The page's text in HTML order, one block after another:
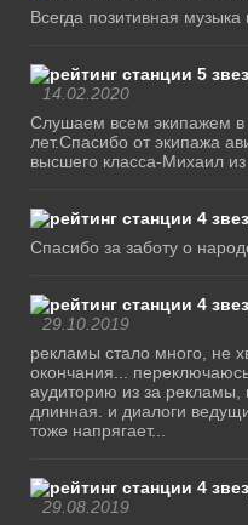
Всегда позитивная музыка
14.02.2020
Слушаем всем экипажем в
лет.Спасибо от экипажа
высшего класса-Михаил
Спасибо за заботу о
29.10.2019
рекламы стало много, не
окончания...
аудиторию из за
длинная. и диалоги
тоже напрягает...
29.08.2019